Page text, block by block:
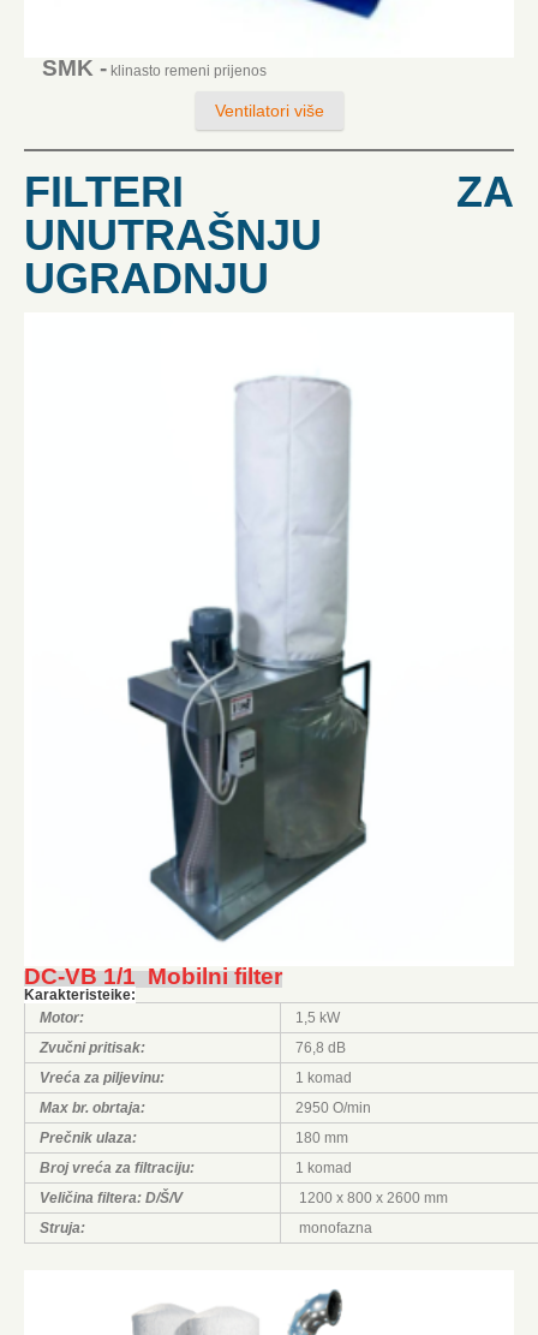
SMK - klinasto remeni prijenos
Ventilatori više
FILTERI ZA
UNUTRAŠNJU
UGRADNJU
DC-VB 1/1 Mobilni filter
Karakteristeike:
Motor:
1,5 kW
Zvučni pritisak:
76,8 dB
Vreća za piljevinu:
1 komad
Max br. obrtaja:
2950 O/min
Prečnik ulaza:
180 mm
Broj vreća za filtraciju:
1 komad
Veličina filtera: D/Š/V
1200 x 800 x 2600 mm
Struja:
monofazna